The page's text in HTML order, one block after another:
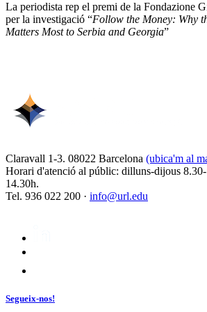
La periodista rep el premi de la Fondazione
per la investigació “Follow the Money: Why
Matters Most to Serbia and Georgia”
Claravall 1-3. 08022 Barcelona (ubica'm al
Horari d'atenció al públic: dilluns-dijous
14.30h.
Tel. 936 022 200 · info@url.edu
Segueix-nos!